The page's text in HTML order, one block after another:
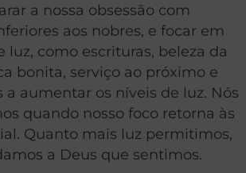
a nossa obsessão com
aos nobres, e focar em
luz, como escrituras, beleza da
bonita, serviço ao próximo e
a aumentar os níveis de luz. Nós
quando nosso foco retorna às
Quanto mais luz permitimos,
a Deus que sentimos.